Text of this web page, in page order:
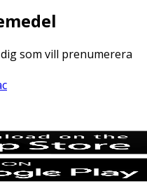
som vill prenumerera